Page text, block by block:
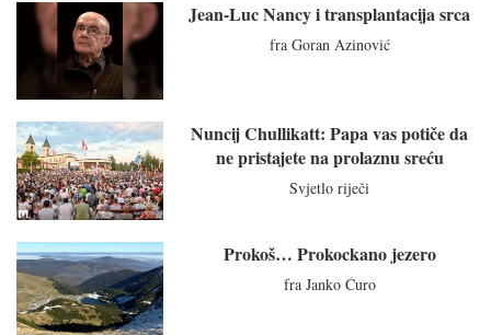
Jean-Luc Nancy i transplantacija srca
fra Goran Azinović
Nuncij Chullikatt: Papa vas potiče da
ne pristajete na prolaznu sreću
Svjetlo riječi
Prokoš… Prokockano jezero
fra Janko Ćuro